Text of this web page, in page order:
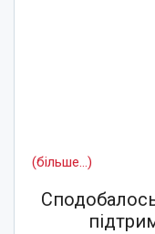
(більше…)